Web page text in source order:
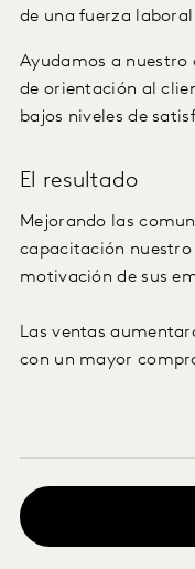
de una fuerza
Ayudamos a nuestro
de orientación al
bajos niveles de
El resultado
Mejorando las
capacitación
motivación de sus
Las ventas
con un mayor